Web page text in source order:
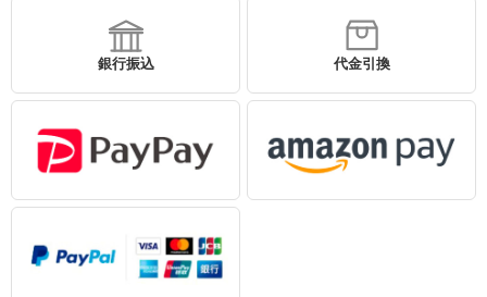
銀行振込 代金引換